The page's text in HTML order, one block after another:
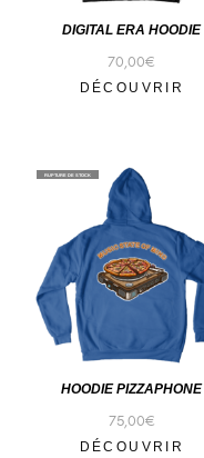
DIGITAL ERA HOODIE
70,00€
DÉCOUVRIR
RUPTURE DE STOCK
HOODIE PIZZAPHONE
75,00€
DÉCOUVRIR